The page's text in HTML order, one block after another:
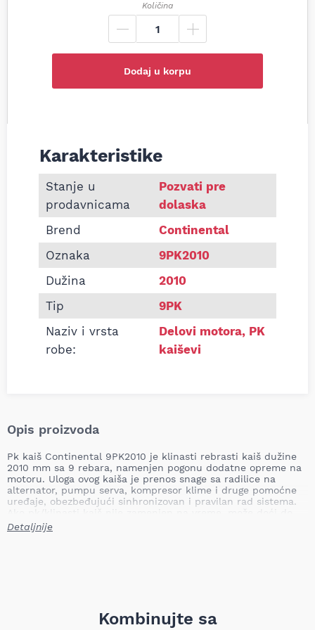
Količina
Dodaj u korpu
Informacije o Pk kaiš Continental 9PK2010
Karakteristike
Stanje u
prodavnicama
Pozvati pre
dolaska
Brend
Continental
Oznaka
9PK2010
Dužina
2010
Tip
9PK
Naziv i vrsta
robe:
Delovi motora, PK
kaiševi
Opis proizvoda
Pk kaiš Continental 9PK2010 je klinasti rebrasti kaiš dužine
2010 mm sa 9 rebara, namenjen pogonu dodatne opreme na
motoru. Uloga ovog kaiša je prenos snage sa radilice na
alternator, pumpu serva, kompresor klime i druge pomoćne
uređaje, obezbeđujući sinhronizovan i pravilan rad sistema.
proklizavanja, smanjenja učinka punjenja akumulatora,
otkaza upravljačkog ili klima sistema, povećanog habanja
Namena: teretna vozila
Težina proizvoda: 0,28 kg
Detaljnije
Kombinujte sa